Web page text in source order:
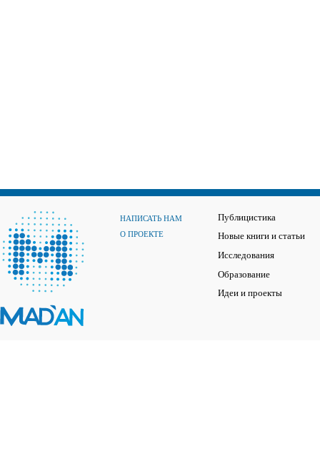
НАПИСАТЬ НАМ
О ПРОЕКТЕ
Публицистика
Новые книги и статьи
Исследования
Образование
Идеи и проекты